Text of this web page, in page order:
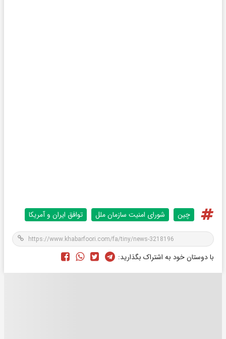
چین شورای امنیت سازمان ملل توافق ایران و آمریکا
با دوستان خود به اشتراک بگذارید: